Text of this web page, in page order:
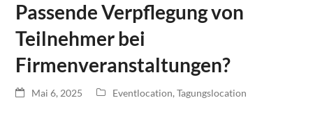
Passende Verpflegung von
Teilnehmer bei
Firmenveranstaltungen?
Mai 6, 2025 Eventlocation,Tagungslocation